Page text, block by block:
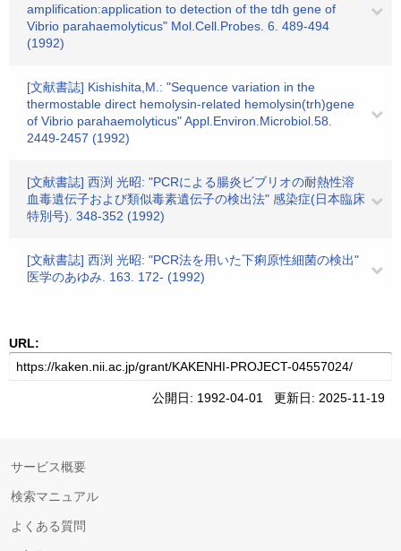
amplification:application to detection of the tdh gene of
Vibrio parahaemolyticus" Mol.Cell.Probes. 6. 489-494
(1992)
[文献書誌] Kishishita,M.: "Sequence variation in the
thermostable direct hemolysin-related hemolysin(trh)gene
of Vibrio parahaemolyticus" Appl.Environ.Microbiol.58.
2449-2457 (1992)
[文献書誌] 西渕 光昭: "PCRによる腸炎ビブリオの耐熱性溶
血毒遺伝子および類似毒素遺伝子の検出法" 感染症(日本臨床
特別号). 348-352 (1992)
[文献書誌] 西渕 光昭: "PCR法を用いた下痢原性細菌の検出"
医学のあゆみ. 163. 172- (1992)
URL:
公開日: 1992-04-01 更新日: 2025-11-19
サービス概要
検索マニュアル
よくある質問